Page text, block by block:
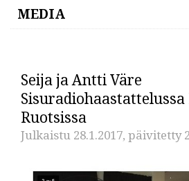
MEDIA
Seija ja Antti Väre
Ruotsissa
Julkaistu 28.1.2017, päivitetty